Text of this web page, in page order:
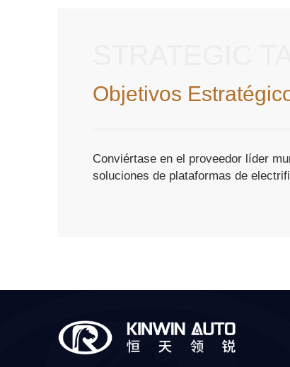
Objetivos
Conviértase en el proveedor líder
soluciones de plataformas de